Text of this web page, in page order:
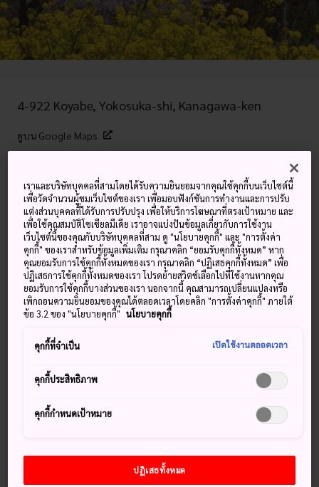
4-922 Koyabe, Yokosuka-shi, Kanagawa-ken
ดูบน Google Maps
คำสำคัญ แผนที่
สวนสาธารณะและสนามเด็กเล่นที่น่า
มหัศจรรย์ พร้อมด้วยทิวทัศน์มุมกว้าง
ตลอดเส้นทางไปยังอ่าวโตเกียว
สวนคินุกะสะยามะ ซึ่งอยู่บริเวณใจกลางคาบสมุทรมิอุระ มีพื้นที่
ผกผันของธรรมชาติ สถานที่แห่งนี้เป็นที่สำหรับผู้รักธรรมชาติ
ซากุระที่สวยงามที่สุดแห่งหนึ่งในภูมิภาคแห่งนี้
เกร็ดน่าสนใจ
ที่ยอดบนสุดของสวนแห่งนี้ คุณจะสามารถมองเห็นเมืองโยโกสุ
เราและบริษัทบุคคลที่สามโดยได้รับความยินยอมจากคุณใช้คุกกี้บนเว็บไซต์นี้
เพื่อวัดจำนวนผู้ชมเว็บไซต์ของเรา เพื่อมอบฟังก์ชันการทำงานและการปรับ
แต่งส่วนบุคคลที่ได้รับการปรับปรุง เพื่อให้บริการโฆษณาที่ตรงเป้าหมาย และ
เพื่อใช้คุณสมบัติโซเชียลมีเดีย เราอาจแบ่งปันข้อมูลเกี่ยวกับการใช้งาน
เว็บไซต์นี้ของคุณกับบริษัทบุคคลที่สาม ดู "นโยบายคุกกี้" และ "การตั้งค่า
คุกกี้" ของเราสำหรับข้อมูลเพิ่มเติม กรุณาคลิก “ยอมรับคุกกี้ทั้งหมด” หาก
คุณยอมรับการใช้คุกกี้ทั้งหมดของเรา กรุณาคลิก “ปฏิเสธคุกกี้ทั้งหมด” เพื่อ
ปฏิเสธการใช้คุกกี้ทั้งหมดของเรา โปรดย้ายสวิตช์เลือกไปที่ใช้งานหากคุณ
ยอมรับการใช้คุกกี้บางส่วนของเรา นอกจากนี้ คุณสามารถเปลี่ยนแปลงหรือ
เพิกถอนความยินยอมของคุณได้ตลอดเวลาโดยคลิก "การตั้งค่าคุกกี้" ภายใต้
ข้อ 3.2 ของ "นโยบายคุกกี้" นโยบายคุกกี้
คุกกี้ที่จำเป็น เปิดใช้งานตลอดเวลา
คุกกี้ประสิทธิภาพ
คุกกี้กำหนดเป้าหมาย
ปฏิเสธทั้งหมด